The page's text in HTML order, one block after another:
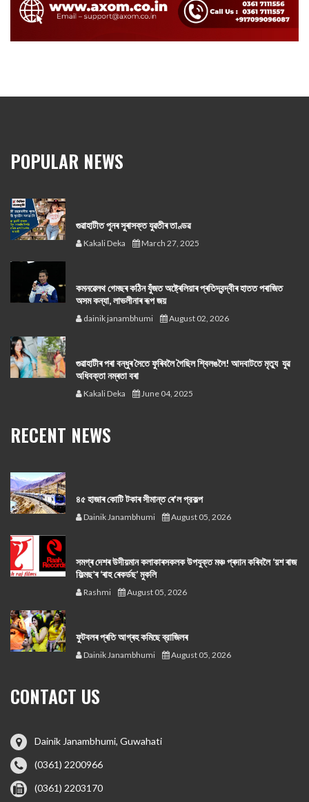
POPULAR NEWS
গুৱাহাটীত পুনৰ সুৰাসক্ত যুৱতীৰ তাণ্ডৱ
Kakali Deka March 27, 2025
কমনৱেলথ গেমছৰ কঠিন যুঁজত অষ্ট্ৰেলিয়াৰ প্ৰতিদ্বন্দ্বীৰ হাতত পৰাজিত
অসম কন্যা, লাভলীনাৰ ৰূপ জয়
dainik janambhumi August 02, 2026
গুৱাহাটীৰ পৰা বন্ধুৰ সৈতে ফুৰিবলৈ গৈছিল শ্বিলঙলৈ! আদবাটতে মৃত্যু যুৱ
অধিবক্তা নম্ৰতা বৰা
Kakali Deka June 04, 2025
RECENT NEWS
৪৫ হাজাৰ কোটি টকাৰ সীমান্ত ৰে'ল প্রকল্প
Dainik Janambhumi August 05, 2026
সমগ্ৰ দেশৰ উদীয়মান কলাকাৰসকলক উপযুক্ত মঞ্চ প্ৰদান কৰিবলৈ ‘য়শ ৰাজ
ফিল্মছ’ৰ ‘ৰাহ ৰেকৰ্ডছ’ মুকলি
Rashmi August 05, 2026
ফুটবলৰ প্ৰতি আগ্ৰহ কমিছে ব্রাজিলৰ
Dainik Janambhumi August 05, 2026
CONTACT US
Dainik Janambhumi, Guwahati
(0361) 2200966
(0361) 2203170